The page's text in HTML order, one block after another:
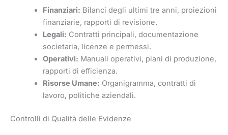
Finanziari: Bilanci degli ultimi tre anni, proiezioni
finanziarie, rapporti di revisione.
Legali: Contratti principali, documentazione
societaria, licenze e permessi.
Operativi: Manuali operativi, piani di produzione,
rapporti di efficienza.
Risorse Umane: Organigramma, contratti di
lavoro, politiche aziendali.
Controlli di Qualità delle Evidenze